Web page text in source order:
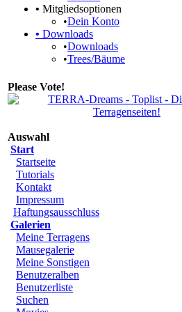
• Mitgliedsoptionen
•Dein Konto
• Downloads
•Downloads
•Trees/Bäume
Please Vote!
Auswahl
Start
Startseite
Tutorials
Kontakt
Impressum
Haftungsausschluss
Galerien
Meine Terragens
Mausegalerie
Meine Sonstigen
Benutzeralben
Benutzerliste
Suchen